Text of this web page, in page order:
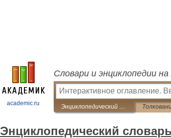
academic.ru
Словари и энциклопедии
Энциклопедический словарь по металлургии
Энциклопедический